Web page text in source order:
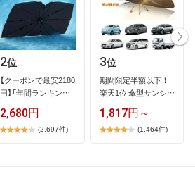
2位
【​ク​ー​ポ​ン​で​最​安​2​1​8​0​
円​】​「​年​間​ラ​ン​キ​ン​…
2,680円
(2,697件)
3位
期​間​限​定​半​額​以​下​！​ ​
楽​天​1​位​ ​傘​型​サ​ン​シ​…
1,817円～
(1,464件)